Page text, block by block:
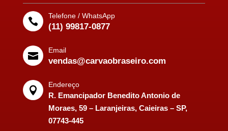

Telefone / WhatsApp
(11) 99817-0877

Email
vendas@carvaobraseiro.com

Endereço
R. Emancipador Benedito Antonio de
Moraes, 59 – Laranjeiras, Caieiras – SP,
07743-445